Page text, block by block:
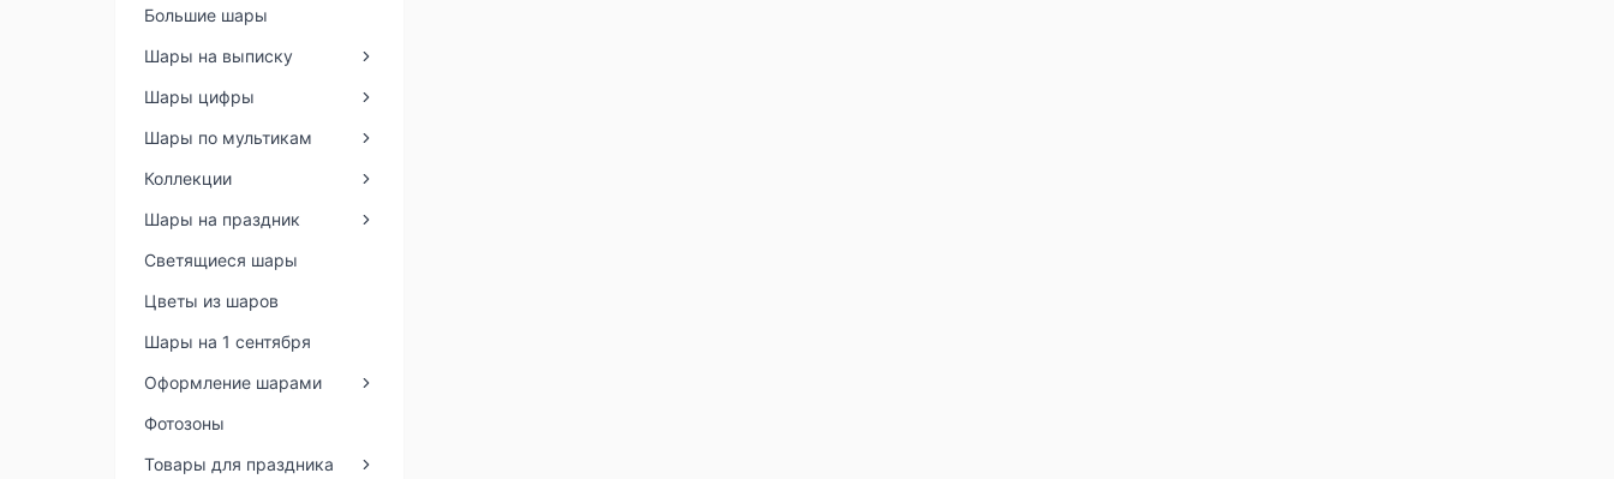
Большие шары
Шары на выписку
Шары цифры
Шары по мультикам
Коллекции
Шары на праздник
Светящиеся шары
Цветы из шаров
Шары на 1 сентября
Оформление шарами
Фотозоны
Товары для праздника